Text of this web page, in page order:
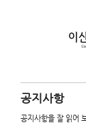
​공지사항
공지사항을 잘 읽어